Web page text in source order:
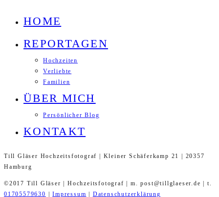
HOME
REPORTAGEN
Hochzeiten
Verliebte
Familien
ÜBER MICH
Persönlicher Blog
KONTAKT
Till Gläser Hochzeitsfotograf | Kleiner Schäferkamp 21 | 20357
Hamburg
©2017 Till Gläser | Hochzeitsfotograf | m. post@tillglaeser.de | t.
01705579630
|Impressum Datenschutzerklärung